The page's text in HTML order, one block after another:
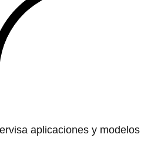
aplicaciones y modelos